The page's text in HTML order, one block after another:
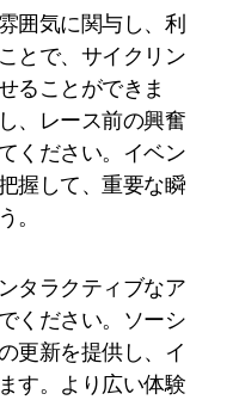
囲気に関与し、利
とで、サイクリン
ることができま
、レース前の興奮
ください。イベン
握して、重要な瞬
。
タラクティブなア
ください。ソーシ
更新を提供し、イ
す。より広い体験